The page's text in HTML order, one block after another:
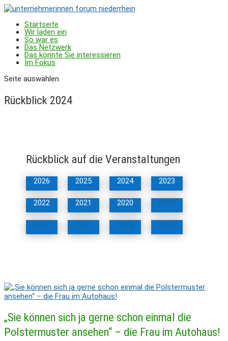
Startseite
Wir laden ein
So war es
Das Netzwerk
Das könnte Sie interessieren
Im Fokus
Seite auswählen
Rückblick 2024
Rückblick auf die Veranstaltungen
2026 2025 2024 2023
2022 2021 2020 2019
2018 2017 2016 2015
„Sie können sich ja gerne schon einmal die
Polstermuster ansehen“ – die Frau im Autohaus!